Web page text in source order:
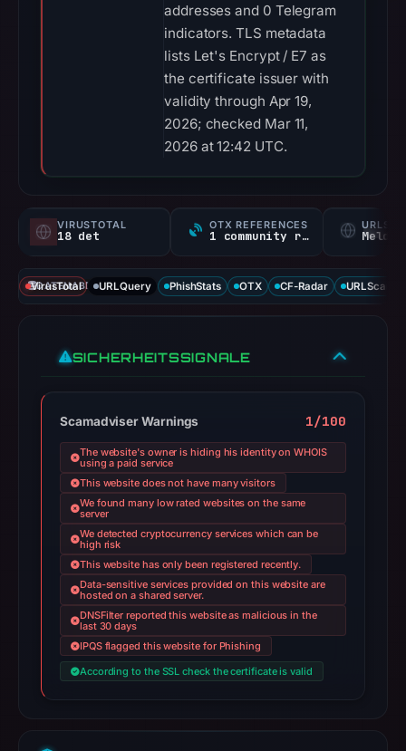
addresses and 0 Telegram
indicators. TLS metadata
lists Let's Encrypt / E7 as
the certificate issuer with
validity through Apr 19,
2026; checked Mar 11,
2026 at 12:42 UTC.
VIRUSTOTAL
18 det
OTX REFERENCES
1 community ref
DATENABDECKUNG
VirusTotal URLQuery PhishStats OTX CF-Radar URLScan
SICHERHEITSSIGNALE
Scamadviser Warnings 1/100
The website's owner is hiding his identity on WHOIS
using a paid service
This website does not have many visitors
We found many low rated websites on the same
server
We detected cryptocurrency services which can be
high risk
This website has only been registered recently.
Data-sensitive services provided on this website are
hosted on a shared server.
DNSFilter reported this website as malicious in the
last 30 days
IPQS flagged this website for Phishing
According to the SSL check the certificate is valid